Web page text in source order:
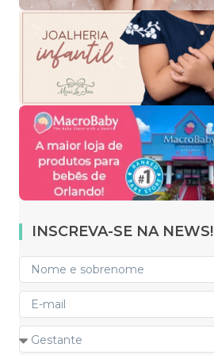
INSCREVA-SE NA NEWS!